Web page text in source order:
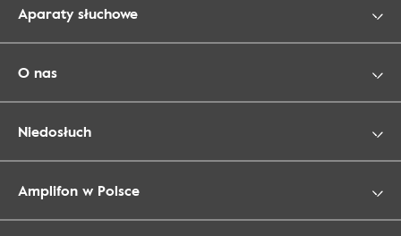
Aparaty słuchowe
O nas
Niedosłuch
Amplifon w Polsce